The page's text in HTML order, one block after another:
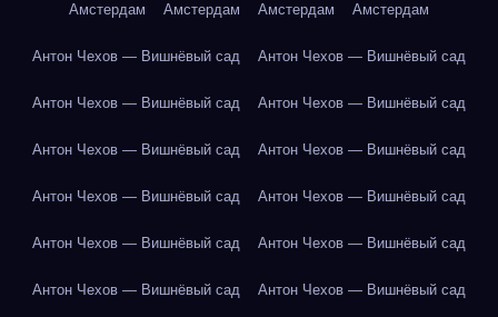
Амстердам Амстердам Амстердам Амстердам
Антон Чехов — Вишнёвый сад Антон Чехов — Вишнёвый сад
Антон Чехов — Вишнёвый сад Антон Чехов — Вишнёвый сад
Антон Чехов — Вишнёвый сад Антон Чехов — Вишнёвый сад
Антон Чехов — Вишнёвый сад Антон Чехов — Вишнёвый сад
Антон Чехов — Вишнёвый сад Антон Чехов — Вишнёвый сад
Антон Чехов — Вишнёвый сад Антон Чехов — Вишнёвый сад